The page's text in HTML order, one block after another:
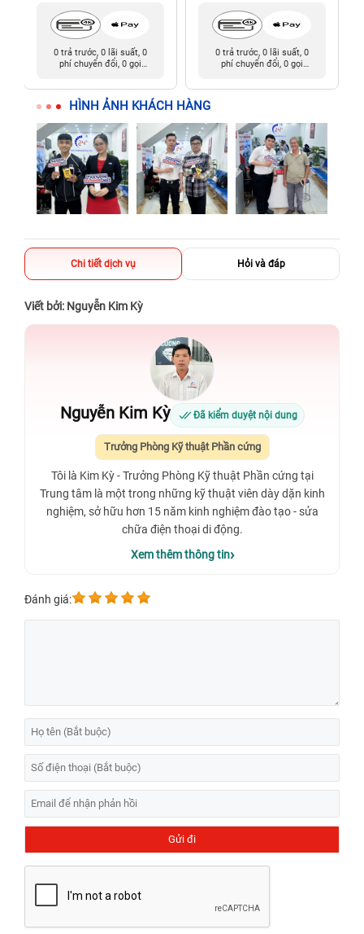
0 trả trước, 0 lãi suất, 0
phí chuyển đổi, 0 gọi
0 trả trước, 0 lãi suất, 0
phí chuyển đổi, 0 gọi
HÌNH ẢNH KHÁCH HÀNG
Chi tiết dịch vụ Hỏi và đáp
Viết bởi: Nguyễn Kim Kỳ
Nguyễn Kim Kỳ Đã kiểm duyệt nội dung
Trưởng Phòng Kỹ thuật Phần cứng
Tôi là Kim Kỳ - Trưởng Phòng Kỹ thuật Phần cứng tại
Trung tâm là một trong những kỹ thuật viên dày dặn kinh
nghiệm, sở hữu hơn 15 năm kinh nghiệm đào tạo - sửa
chữa điện thoại di động.
Xem thêm thông tin
Đánh giá: